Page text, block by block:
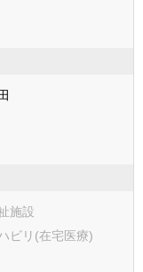
員町
日町
伊勢町
御浜町
施設
ビリ(在宅医療)